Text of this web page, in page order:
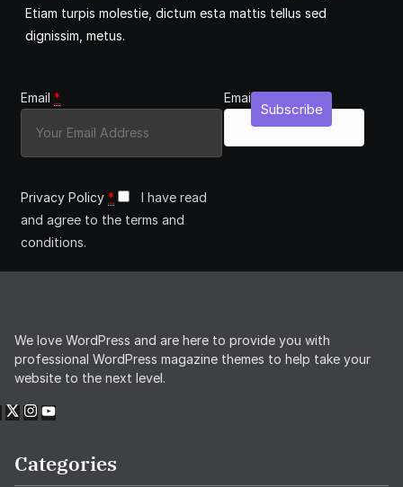
Etiam turpis molestie, dictum esta mattis tellus sed
dignissim, metus.
Email *
Privacy Policy *
I have read
and agree to the terms and
conditions.
Email
Subscribe
We love WordPress and are here to provide you with
professional WordPress magazine themes to help take your
website to the next level.
Categories